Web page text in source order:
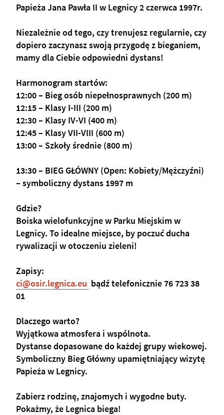
Papieża Jana Pawła II w Legnicy 2 czerwca 1997r.
Niezależnie od tego, czy trenujesz regularnie, czy
dopiero zaczynasz swoją przygodę z bieganiem,
mamy dla Ciebie odpowiedni dystans!
Harmonogram startów:
12:00 – Bieg osób niepełnosprawnych (200 m)
12:15 – Klasy I-III (200 m)
12:30 – Klasy IV-VI (400 m)
12:45 – Klasy VII-VIII (600 m)
13:00 – Szkoły średnie (800 m)
13:30 – BIEG GŁÓWNY (Open: Kobiety/Mężczyźni)
– symboliczny dystans 1997 m
Gdzie?
Boiska wielofunkcyjne w Parku Miejskim w
Legnicy. To idealne miejsce, by poczuć ducha
rywalizacji w otoczeniu zieleni!
Zapisy:
ci@osir.legnica.eu bądź telefonicznie 76 723 38
01
Dlaczego warto?
Wyjątkowa atmosfera i wspólnota.
Dystanse dopasowane do każdej grupy wiekowej.
Symboliczny Bieg Główny upamiętniający wizytę
Papieża w Legnicy.
Zabierz rodzinę, znajomych i wygodne buty.
Pokażmy, że Legnica biega!